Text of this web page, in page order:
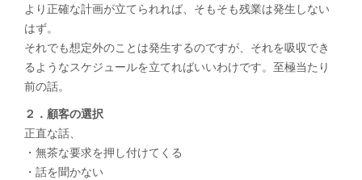
より正確な計画が立てられれば、そもそも残業は発生しない
はず。
それでも想定外のことは発生するのですが、それを吸収でき
るようなスケジュールを立てればいいわけです。至極当たり
前の話。
２．顧客の選択
正直な話、
・無茶な要求を押し付けてくる
・話を聞かない